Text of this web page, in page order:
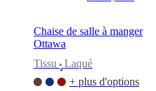
d’accessibilitéDevenir
franchiséProfessionals
Program
Projects
Articles
Chaise de salle à manger
Ottawa
Tissu
•
Laqué
+ plus d'options